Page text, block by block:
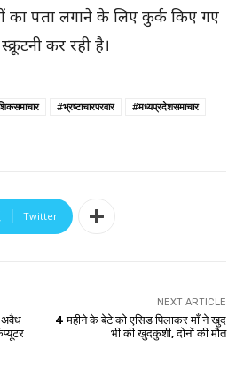
का पता लगाने के लिए कुर्क किए गए
कर रही है।
#भ्रष्टाचारपरवार
#मध्यप्रदेशसमाचार
Twitter
अवैध
NEXT ARTICLE
4 महीने के बेटे को एसिड पिलाकर माँ ने खुद
भी की खुदकुशी, दोनों की मौत